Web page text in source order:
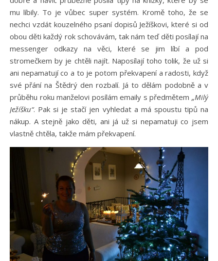
mu líbily. To je vůbec super systém. Kromě toho, že se
nechci vzdát kouzelného psaní dopisů Ježíškovi, které si od
obou děti každý rok schovávám, tak nám teď děti posílají na
messenger odkazy na věci, které se jim líbí a pod
stromečkem by je chtěli najít. Naposílají toho tolik, že už si
ani nepamatují co a to je potom překvapení a radosti, když
své přání na Štědrý den rozbalí. Já to dělám podobně a v
průběhu roku manželovi posílám emaily s předmětem „Milý
Ježíšku“. Pak si je stačí jen vyhledat a má spoustu tipů na
nákup. A stejně jako děti, ani já už si nepamatuji co jsem
vlastně chtěla, takže mám překvapení.